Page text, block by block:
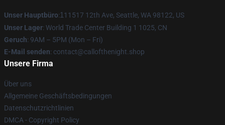
Unser Hauptbüro:1 11517 12th Ave, Seattle, WA 98122, US
Unser Lager: World Trade Center Building 1 1025, CN
Geruch: 9AM – 5PM (Mon – Fri)
E-Mail senden: contact@callofthenight.shop
Unsere Firma
Über uns
Allgemeine Geschäftsbedingungen
Datenschutzrichtlinien
DMCA - Copyright Policy